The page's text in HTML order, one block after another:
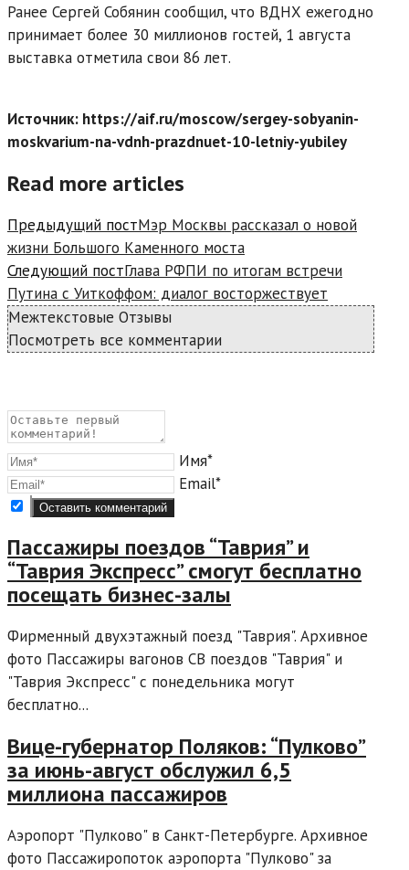
Ранее Сергей Собянин сообщил, что ВДНХ ежегодно
принимает более 30 миллионов гостей, 1 августа
выставка отметила свои 86 лет.
Источник: https://aif.ru/moscow/sergey-sobyanin-
moskvarium-na-vdnh-prazdnuet-10-letniy-yubiley
Read more articles
Предыдущий постМэр Москвы рассказал о новой
жизни Большого Каменного моста
Следующий постГлава РФПИ по итогам встречи
Путина с Уиткоффом: диалог восторжествует
Межтекстовые Отзывы
Посмотреть все комментарии
Имя*
Email*
Пассажиры поездов “Таврия” и
“Таврия Экспресс” смогут бесплатно
посещать бизнес-залы
Фирменный двухэтажный поезд "Таврия". Архивное
фото Пассажиры вагонов СВ поездов "Таврия" и
"Таврия Экспресс" с понедельника могут
бесплатно...
Вице-губернатор Поляков: “Пулково”
за июнь-август обслужил 6,5
миллиона пассажиров
Аэропорт "Пулково" в Санкт-Петербурге. Архивное
фото Пассажиропоток аэропорта "Пулково" за